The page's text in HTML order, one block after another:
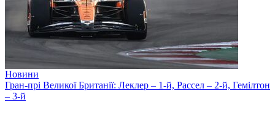
Новини
Гран-прі Великої Британії: Леклер – 1-й, Рассел – 2-й, Гемілтон
– 3-й